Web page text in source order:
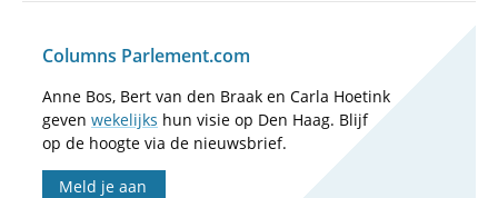
Columns Parlement.com
Anne Bos, Bert van den Braak en Carla Hoetink
geven wekelijks hun visie op Den Haag. Blijf
op de hoogte via de nieuwsbrief.
Meld je aan